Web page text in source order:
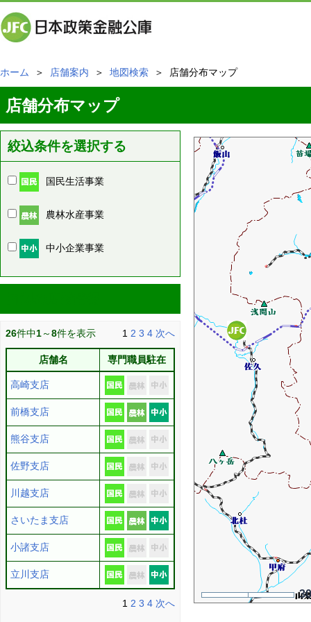
ホーム ＞ 店舗案内 ＞ 地図検索 ＞ 店舗分布マップ
店舗分布マップ
絞込条件を選択する
国民生活事業
農林水産事業
中小企業事業
26件中1～8件を表示 1 2 3 4 次へ
店舗名 専門職員駐在
高崎支店
前橋支店
熊谷支店
佐野支店
川越支店
さいたま支店
小諸支店
立川支店
1 2 3 4 次へ